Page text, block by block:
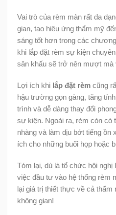
Vai trò của rèm màn rất đa
gian, tạo hiệu ứng thẩm mỹ
sáng tốt hơn trong các
khi lắp đặt rèm sự kiện
sân khấu sẽ trở nên mượt mà
Lợi ích khi lắp đặt rèm cũng
hậu trường gọn gàng, tăng
trình và dễ dàng thay đổi
sự kiện. Ngoài ra, rèm còn có
nhàng và làm dịu bớt tiếng ồn
ích cho những buổi họp hoặc
Tóm lại, dù là tổ chức hội
việc đầu tư vào hệ thống rèm
lại giá trị thiết thực về cả
không gian!